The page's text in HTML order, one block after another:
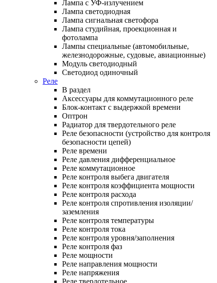
Лампа с УФ-излучением
Лампа светодиодная
Лампа сигнальная светофора
Лампа студийная, проекционная и
фотолампа
Лампы специальные (автомобильные,
железнодорожные, судовые, авиационные)
Модуль светодиодный
Светодиод одиночный
Реле
В раздел
Аксессуары для коммутационного реле
Блок-контакт с выдержкой времени
Оптрон
Радиатор для твердотельного реле
Реле безопасности (устройство для контроля
безопасности цепей)
Реле времени
Реле давления дифференциальное
Реле коммутационное
Реле контроля выбега двигателя
Реле контроля коэффициента мощности
Реле контроля расхода
Реле контроля спротивления изоляции/
заземления
Реле контроля температуры
Реле контроля тока
Реле контроля уровня/заполнения
Реле контроля фаз
Реле мощности
Реле направления мощности
Реле напряжения
Реле твердотельное